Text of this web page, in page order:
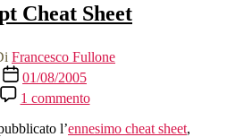
Cheat Sheet
Francesco Fullone
Data
dell'articolo
01/08/2005
1 commentosu
Javascript
Cheat
l’ennesimo cheat sheet,